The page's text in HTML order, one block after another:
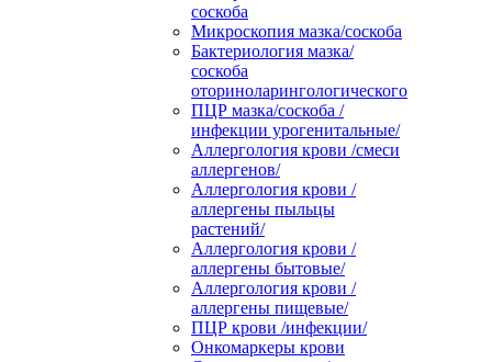
соскоба
Микроскопия мазка/соскоба
Бактериология мазка/
соскоба
оториноларингологического
ПЦР мазка/соскоба /
инфекции урогенитальные/
Аллергология крови /смеси
аллергенов/
Аллергология крови /
аллергены пыльцы
растений/
Аллергология крови /
аллергены бытовые/
Аллергология крови /
аллергены пищевые/
ПЦР крови /инфекции/
Онкомаркеры крови